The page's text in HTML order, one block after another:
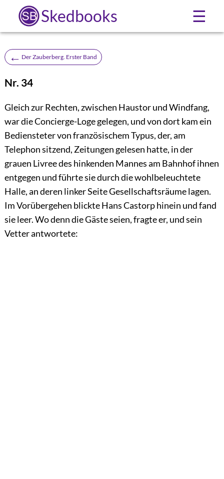
Skedbooks ☰
← Der Zauberberg. Erster Band
Nr. 34
Gleich zur Rechten, zwischen Haustor und Windfang,
war die Concierge-Loge gelegen, und von dort kam ein
Bediensteter von französischem Typus, der, am
Telephon sitzend, Zeitungen gelesen hatte, in der
grauen Livree des hinkenden Mannes am Bahnhof ihnen
entgegen und führte sie durch die wohlbeleuchtete
Halle, an deren linker Seite Gesellschaftsräume lagen.
Im Vorübergehen blickte Hans Castorp hinein und fand
sie leer. Wo denn die Gäste seien, fragte er, und sein
Vetter antwortete: